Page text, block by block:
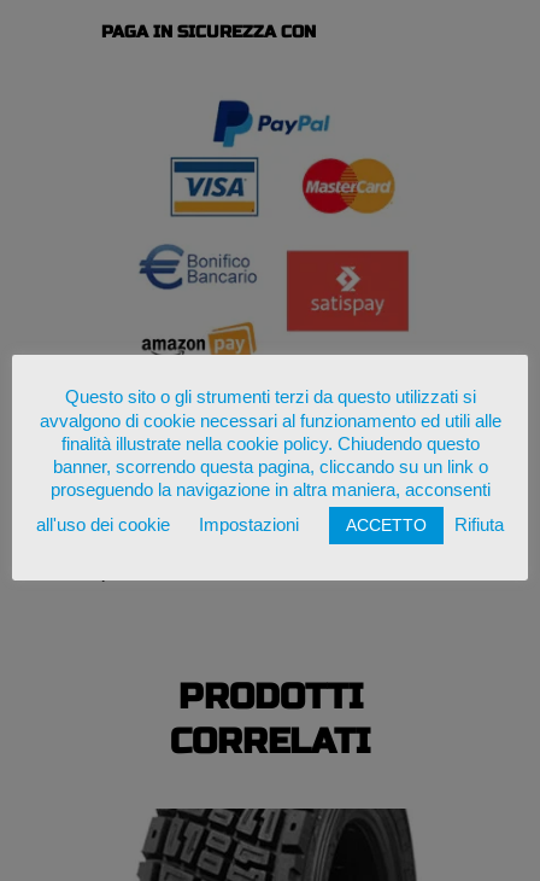
PAGA IN SICUREZZA CON
PRODOTTI
CORRELATI
Questo sito o gli strumenti terzi da questo utilizzati si
avvalgono di cookie necessari al funzionamento ed utili alle
finalità illustrate nella cookie policy. Chiudendo questo
banner, scorrendo questa pagina, cliccando su un link o
proseguendo la navigazione in altra maniera, acconsenti
all'uso dei cookie
Impostazioni ACCETTO Rifiuta